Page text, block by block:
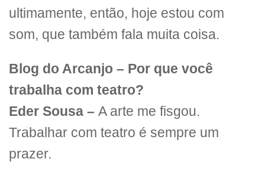
ultimamente, então, hoje estou com
som, que também fala muita coisa.
Blog do Arcanjo – Por que você
trabalha com teatro?
Eder Sousa – A arte me fisgou.
Trabalhar com teatro é sempre um
prazer.